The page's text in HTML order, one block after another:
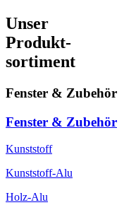
Unser
Produkt-
sortiment
Fenster & Zubehör
Fenster & Zubehör
Kunststoff
Kunststoff-Alu
Holz-Alu